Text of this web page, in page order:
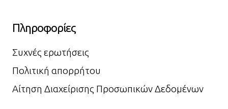
Πληροφορίες
Συχνές ερωτήσεις
Πολιτική απορρήτου
Αίτηση Διαχείρισης Προσωπικών Δεδομένων